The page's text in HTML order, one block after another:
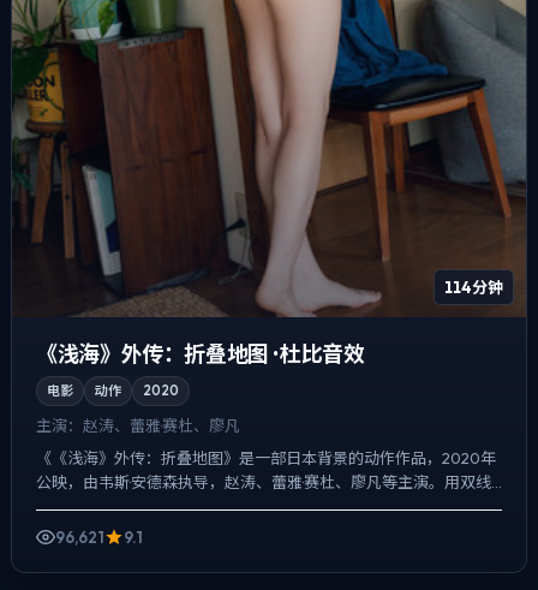
114分钟
《浅海》外传：折叠地图 · 杜比音效
电影 动作 2020
主演： 赵涛、蕾雅·赛杜、廖凡
《《浅海》外传：折叠地图》是一部日本背景的动作作品，2020年
公映，由韦斯·安德森执导，赵涛、蕾雅·赛杜、廖凡等主演。用双线
叙事把过去与现在拧成一股绳，动作戏服务于叙事节点，每...
96,621
9.1